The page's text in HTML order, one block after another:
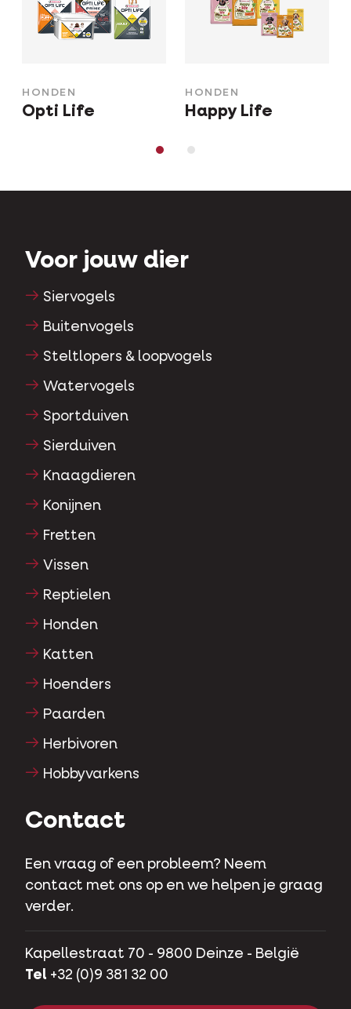
HONDEN
Opti Life
HONDEN
Happy Life
Voor jouw dier
Siervogels
Buitenvogels
Steltlopers & loopvogels
Watervogels
Sportduiven
Sierduiven
Knaagdieren
Konijnen
Fretten
Vissen
Reptielen
Honden
Katten
Hoenders
Paarden
Herbivoren
Hobbyvarkens
Contact
Een vraag of een probleem? Neem
contact met ons op en we helpen je graag
verder.
Kapellestraat 70 - 9800 Deinze - België
Tel +32 (0)9 381 32 00